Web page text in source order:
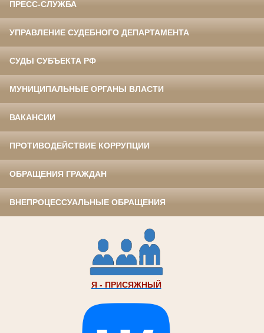
ПРЕСС-СЛУЖБА
УПРАВЛЕНИЕ СУДЕБНОГО ДЕПАРТАМЕНТА
СУДЫ СУБЪЕКТА РФ
МУНИЦИПАЛЬНЫЕ ОРГАНЫ ВЛАСТИ
ВАКАНСИИ
ПРОТИВОДЕЙСТВИЕ КОРРУПЦИИ
ОБРАЩЕНИЯ ГРАЖДАН
ВНЕПРОЦЕССУАЛЬНЫЕ ОБРАЩЕНИЯ
Я - ПРИСЯЖНЫЙ